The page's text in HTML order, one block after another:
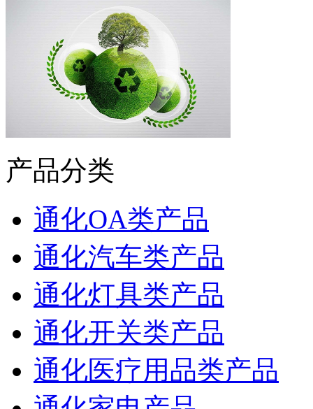
产品分类
通化OA类产品
通化汽车类产品
通化灯具类产品
通化开关类产品
通化医疗用品类产品